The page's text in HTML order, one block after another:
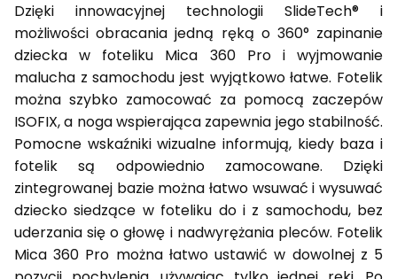
Dzięki innowacyjnej technologii SlideTech® i
możliwości obracania jedną ręką o 360° zapinanie
dziecka w foteliku Mica 360 Pro i wyjmowanie
malucha z samochodu jest wyjątkowo łatwe. Fotelik
można szybko zamocować za pomocą zaczepów
ISOFIX, a noga wspierająca zapewnia jego stabilność.
Pomocne wskaźniki wizualne informują, kiedy baza i
fotelik są odpowiednio zamocowane. Dzięki
zintegrowanej bazie można łatwo wsuwać i wysuwać
dziecko siedzące w foteliku do i z samochodu, bez
uderzania się o głowę i nadwyrężania pleców. Fotelik
Mica 360 Pro można łatwo ustawić w dowolnej z 5